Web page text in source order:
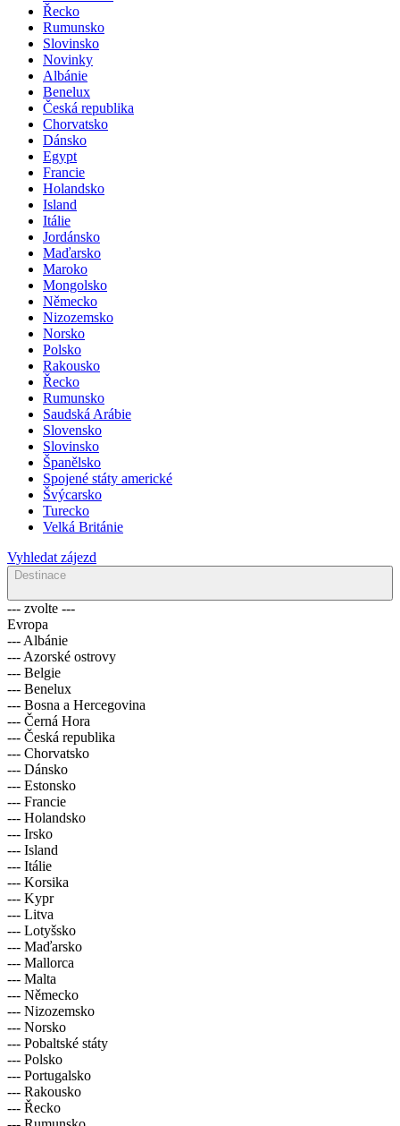
Řecko
Rumunsko
Slovinsko
Novinky
Albánie
Benelux
Česká republika
Chorvatsko
Dánsko
Egypt
Francie
Holandsko
Island
Itálie
Jordánsko
Maďarsko
Maroko
Mongolsko
Německo
Nizozemsko
Norsko
Polsko
Rakousko
Řecko
Rumunsko
Saudská Arábie
Slovensko
Slovinsko
Španělsko
Spojené státy americké
Švýcarsko
Turecko
Velká Británie
Vyhledat zájezd
Destinace
--- zvolte ---
Evropa
--- Albánie
--- Azorské ostrovy
--- Belgie
--- Benelux
--- Bosna a Hercegovina
--- Černá Hora
--- Česká republika
--- Chorvatsko
--- Dánsko
--- Estonsko
--- Francie
--- Holandsko
--- Irsko
--- Island
--- Itálie
--- Korsika
--- Kypr
--- Litva
--- Lotyšsko
--- Maďarsko
--- Mallorca
--- Malta
--- Německo
--- Nizozemsko
--- Norsko
--- Pobaltské státy
--- Polsko
--- Portugalsko
--- Rakousko
--- Řecko